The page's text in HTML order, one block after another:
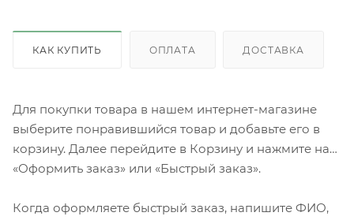
КАК КУПИТЬ ОПЛАТА ДОСТАВКА
Для покупки товара в нашем интернет-магазине
выберите понравившийся товар и добавьте его в
корзину. Далее перейдите в Корзину и нажмите на
«Оформить заказ» или «Быстрый заказ».
Когда оформляете быстрый заказ, напишите ФИО,